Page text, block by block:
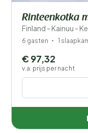
Rinteenkotka
Finland - Kainuu -
6 gasten 1
€ 97,32
v.a. prijs per nacht